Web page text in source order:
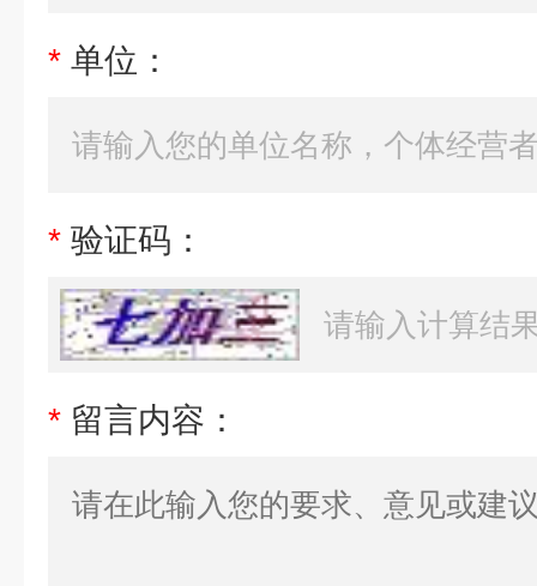
* 单位：
* 验证码：
* 留言内容：